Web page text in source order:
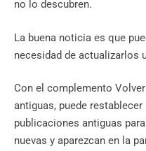
no lo descubren.
La buena noticia es que
necesidad de actualizarlos
Con el complemento
antiguas, puede
publicaciones antiguas
nuevas y aparezcan en la